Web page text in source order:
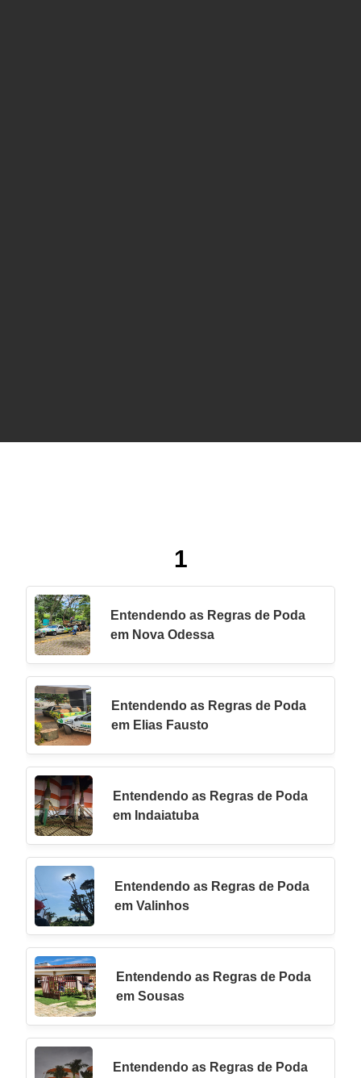
1
Entendendo as Regras de Poda
em Nova Odessa
Entendendo as Regras de Poda
em Elias Fausto
Entendendo as Regras de Poda
em Indaiatuba
Entendendo as Regras de Poda
em Valinhos
Entendendo as Regras de Poda
em Sousas
Entendendo as Regras de Poda